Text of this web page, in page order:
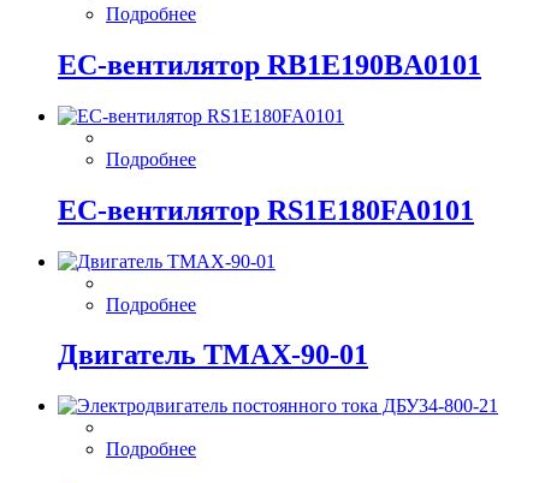
Подробнее
EC-вентилятор RB1E190BA0101
Подробнее
EC-вентилятор RS1E180FA0101
Подробнее
Двигатель ТМАХ-90-01
Подробнее